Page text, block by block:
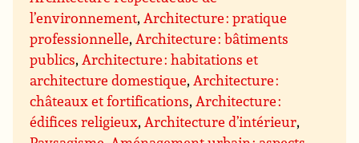
l’environnement,Architecture : pratique
professionnelle,Architecture : bâtiments
publics,Architecture : habitations et
architecture domestique,Architecture :
châteaux et fortifications,Architecture :
édifices religieux,Architecture d’intérieur,